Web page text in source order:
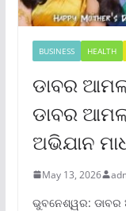
BUSINESS HEALTH
ଡାବର
ଡାବର
ଅଭିଯାନ
May 13, 2026
ଭୁବନେଶ୍ୱର: